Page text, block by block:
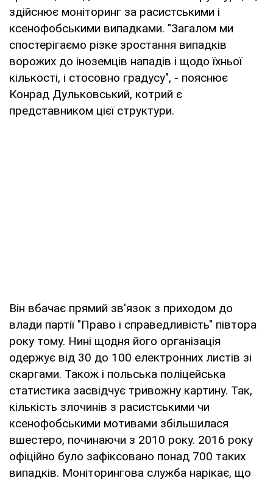
здійснює моніторинг за расистськими і
ксенофобськими випадками. "Загалом ми
спостерігаємо різке зростання випадків
ворожих до іноземців нападів і щодо їхньої
кількості, і стосовно градусу", - пояснює
Конрад Дульковський, котрий є
представником цієї структури.
Він вбачає прямий зв'язок з приходом до
влади партії "Право і справедливість" півтора
року тому. Нині щодня його організація
одержує від 30 до 100 електронних листів зі
скаргами. Також і польська поліцейська
статистика засвідчує тривожну картину. Так,
кількість злочинів з расистськими чи
ксенофобськими мотивами збільшилася
вшестеро, починаючи з 2010 року. 2016 року
офіційно було зафіксовано понад 700 таких
випадків. Моніторингова служба нарікає, що